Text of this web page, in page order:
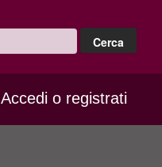
Accedi o registrati